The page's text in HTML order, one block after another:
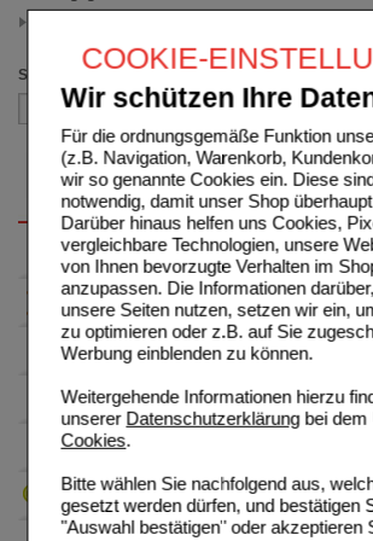
COOKIE-
Wir schützen Ihre
Für die ordnungsgemäße Funktion
(z.B. Navigation, Warenkorb,
wir so genannte Cookies ein. Diese
notwendig, damit unser Shop
Darüber hinaus helfen uns Cookies,
vergleichbare Technologien, unsere
von Ihnen bevorzugte Verhalten im
anzupassen. Die Informationen
unsere Seiten nutzen, setzen wir ein,
zu optimieren oder z.B. auf Sie
Werbung einblenden zu können.
Weitergehende Informationen hierzu
unserer Datenschutzerklärungbei dem
Cookies.
Bitte wählen Sie nachfolgend aus,
gesetzt werden dürfen, und bestätigen
"Auswahl bestätigen" oder akzeptieren
Sortieren nach